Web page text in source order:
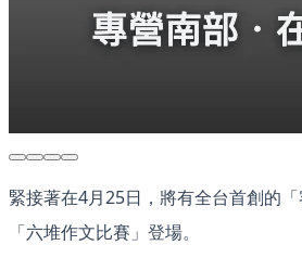
緊接著在4月25日，將有全台首創的
「六堆作文比賽」登場。